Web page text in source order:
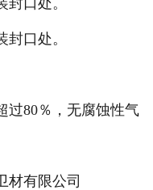
封口处。
过80％，无腐蚀性气
材有限公司